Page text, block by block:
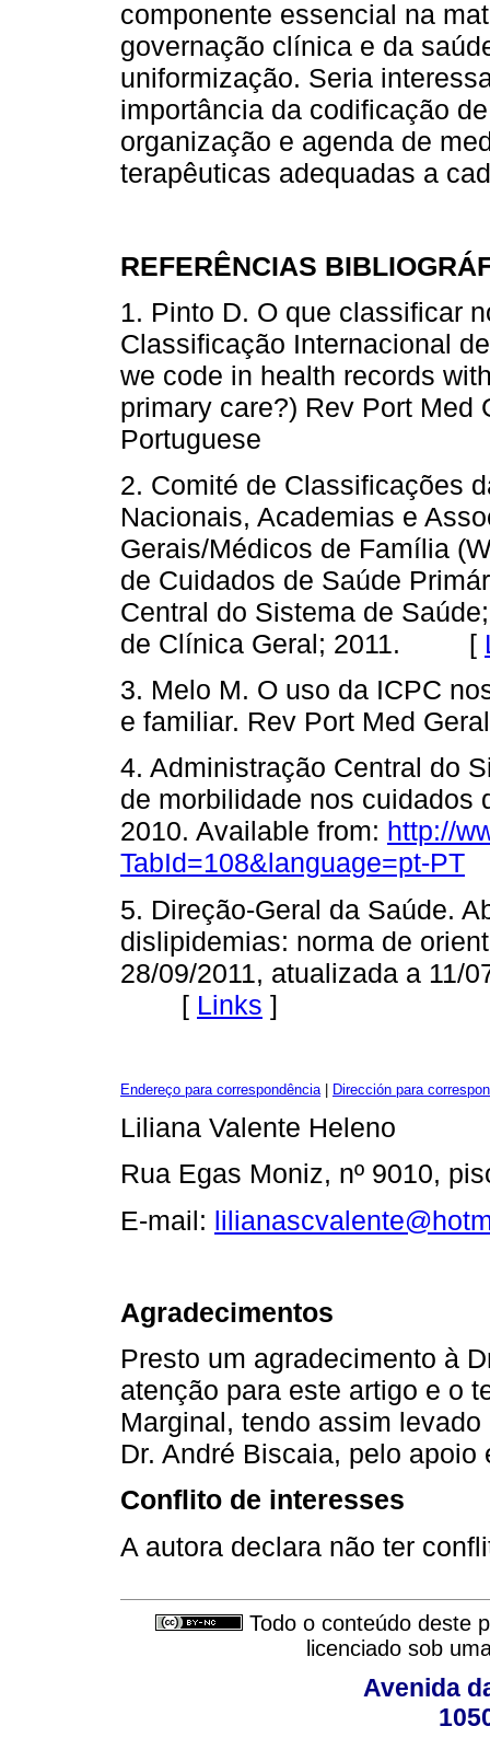
componente essencial na
governação clínica e da
uniformização. Seria
importância da codificação
organização e agenda de
terapêuticas adequadas a
REFERÊNCIAS
1. Pinto D. O que classificar
Classificação Internacional
we code in health records
primary care?) Rev Port Med
Portuguese
2. Comité de Classificações
Nacionais, Academias e
Gerais/Médicos de Família
de Cuidados de Saúde
Central do Sistema de
de Clínica Geral; 2011. [
3. Melo M. O uso da ICPC
e familiar. Rev Port Med
4. Administração Central do
de morbilidade nos cuidados
2010. Available from: http://
TabId=108&language=pt-PT
5. Direção-Geral da Saúde.
dislipidemias: norma de
28/09/2011, atualizada a 11/
[ Links ]
Endereço para correspondência| Dirección para
Liliana Valente Heleno
Rua Egas Moniz, nº 9010,
E-mail:
Agradecimentos
Presto um agradecimento à
atenção para este artigo e o
Marginal, tendo assim
Dr. André Biscaia, pelo apoio
Conflito de interesses
A autora declara não ter
Todo o conteúdo deste
licenciado sob
Avenida